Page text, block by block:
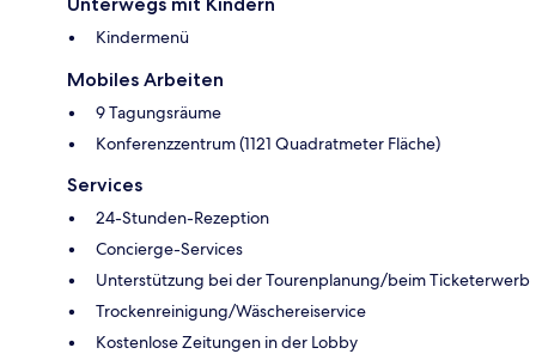
Kindermenü
Mobiles Arbeiten
9 Tagungsräume
Konferenzzentrum (1121 Quadratmeter Fläche)
Services
24-Stunden-Rezeption
Concierge-Services
Unterstützung bei der Tourenplanung/beim Ticketerwerb
Trockenreinigung/Wäschereiservice
Kostenlose Zeitungen in der Lobby